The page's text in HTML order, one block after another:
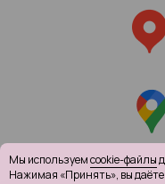
Мы используемcookie-файлы
Нажимая «Принять», вы даёте